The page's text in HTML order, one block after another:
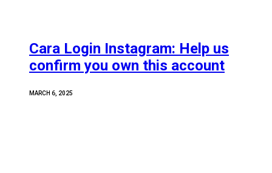
Cara Login Instagram: Help us
confirm you own this account
MARCH 6, 2025